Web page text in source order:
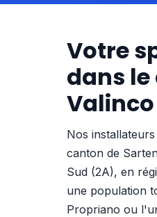
Votre
dans
Valinco
Nos
canton de
Sud (2A), en
une population
Propriano ou